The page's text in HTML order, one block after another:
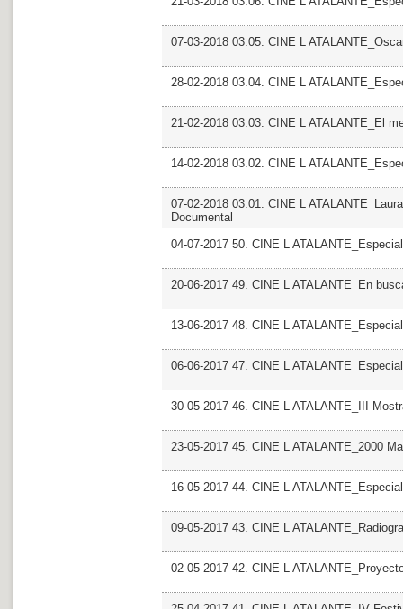
07-03-2018 03.05. CINE L
28-02-2018 03.04. CINE L
21-02-2018 03.03. CINE L ATALANTE_El
14-02-2018 03.02. CINE L
07-02-2018 03.01. CINE L
Documental
04-07-2017 50. CINE L
20-06-2017 49. CINE L ATALANTE_En
13-06-2017 48. CINE L
06-06-2017 47. CINE L
30-05-2017 46. CINE L ATALANTE_III
23-05-2017 45. CINE L ATALANTE_2000
16-05-2017 44. CINE L
09-05-2017 43. CINE L
02-05-2017 42. CINE L